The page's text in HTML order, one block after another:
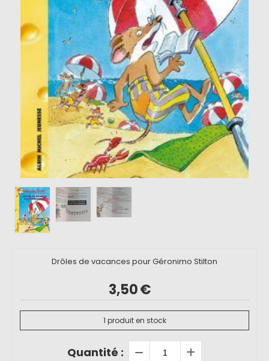
Drôles de vacances pour Géronimo Stilton
3,50€
1 produit en stock
Quantité :